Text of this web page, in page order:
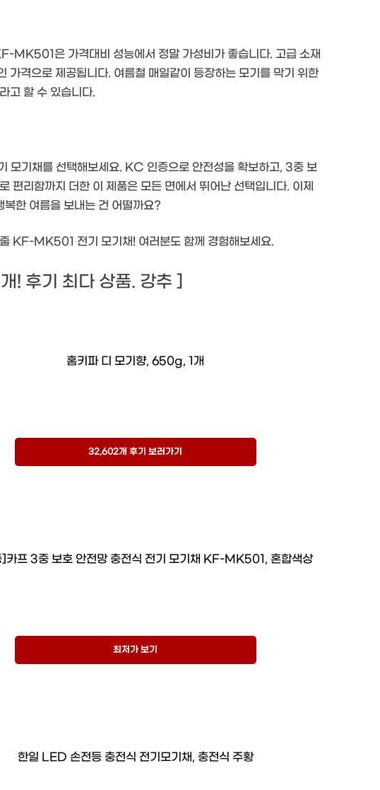
MK501은 가격대비 성능에서 정말 가성비가 좋습니다. 고급 소재
가격으로 제공됩니다. 여름철 매일같이 등장하는 모기를 막기 위한
고 할 수 있습니다.
기채를 선택해보세요. KC 인증으로 안전성을 확보하고, 3중 보
편리함까지 더한 이 제품은 모든 면에서 뛰어난 선택입니다. 이제
한 여름을 보내는 건 어떨까요?
KF-MK501 전기 모기채! 여러분도 함께 경험해보세요.
! 후기 최다 상품. 강추 ]
홈키파 디 모기향, 650g, 1개
32,602개 후기 보러가기
프 3중 보호 안전망 충전식 전기 모기채 KF-MK501, 혼합색상
최저가 보기
한일 LED 손전등 충전식 전기모기채, 충전식 주황